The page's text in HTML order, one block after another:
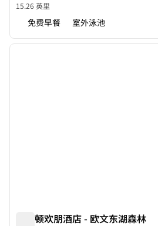
15.26 英里
免费早餐 室外泳池
1/12
希尔顿欢朋酒店 - 欧文东湖森林